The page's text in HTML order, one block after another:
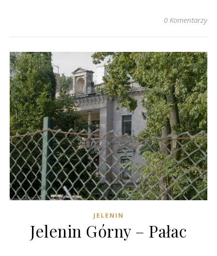
0 Komentarzy
JELENIN
Jelenin Górny – Pałac